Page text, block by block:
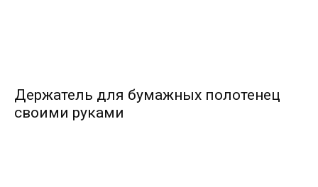
Держатель для бумажных полотенец
своими руками